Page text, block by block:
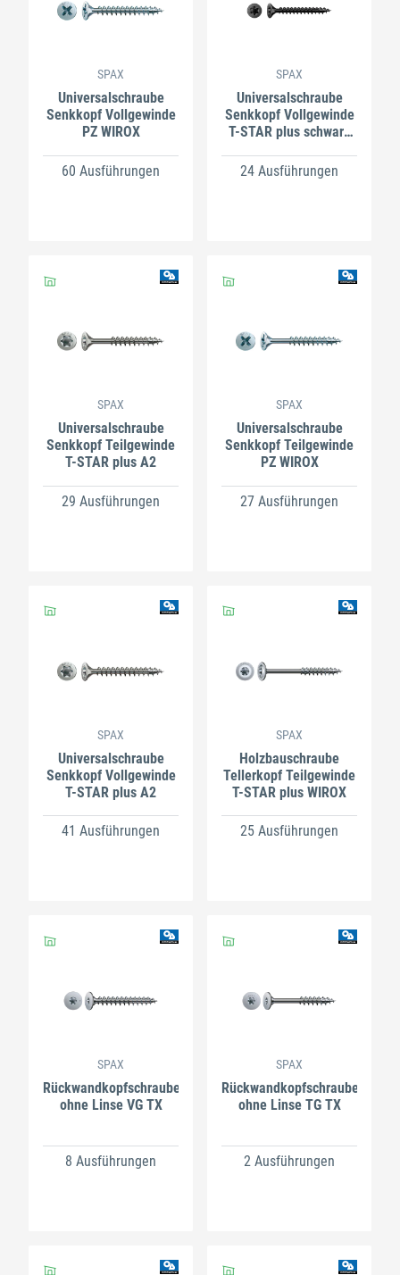
SPAX
Universalschraube
Senkkopf Vollgewinde
PZ WIROX
60 Ausführungen
SPAX
Universalschraube
Senkkopf Vollgewinde
T-STAR plus schwarz
24 Ausführungen
SPAX
Universalschraube
Senkkopf Teilgewinde
T-STAR plus A2
29 Ausführungen
SPAX
Universalschraube
Senkkopf Teilgewinde
PZ WIROX
27 Ausführungen
SPAX
Universalschraube
Senkkopf Vollgewinde
T-STAR plus A2
41 Ausführungen
SPAX
Holzbauschraube
Tellerkopf Teilgewinde
T-STAR plus WIROX
25 Ausführungen
SPAX
Rückwandkopfschrauben
ohne Linse VG TX
8 Ausführungen
SPAX
Rückwandkopfschrauben
ohne Linse TG TX
2 Ausführungen